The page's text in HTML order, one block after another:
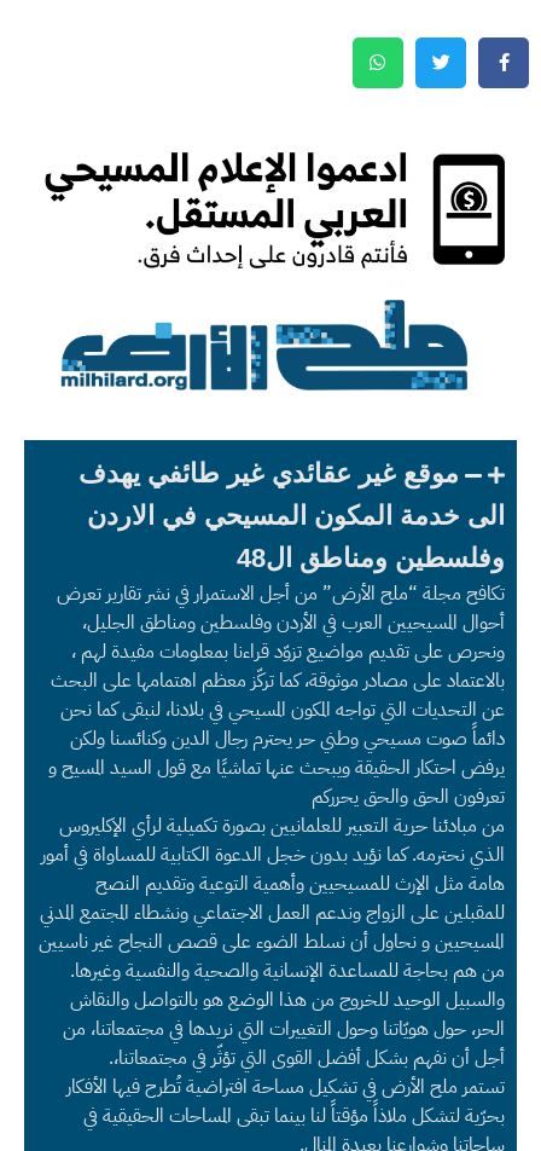
موقع غير عقائدي غير طائفي يهدف
الى خدمة المكون المسيحي في الاردن
وفلسطين ومناطق ال48
تكافح مجلة “ملح الأرض” من أجل الاستمرار في نشر تقارير تعرض
أحوال المسيحيين العرب في الأردن وفلسطين ومناطق الجليل،
ونحرص على تقديم مواضيع تزوّد قراءنا بمعلومات مفيدة لهم ،
بالاعتماد على مصادر موثوقة، كما تركّز معظم اهتمامها على البحث
عن التحديات التي تواجه المكون المسيحي في بلادنا، لنبقى كما نحن
دائماً صوت مسيحي وطني حر يحترم رجال الدين وكنائسنا ولكن
يرفض احتكار الحقيقة ويبحث عنها تماشيًا مع قول السيد المسيح و
تعرفون الحق والحق يحرركم
من مبادئنا حرية التعبير للعلمانيين بصورة تكميلية لرأي الإكليروس
الذي نحترمه. كما نؤيد بدون خجل الدعوة الكتابية للمساواة في أمور
هامة مثل الإرث للمسيحيين وأهمية التوعية وتقديم النصح
للمقبلين على الزواج وندعم العمل الاجتماعي ونشطاء المجتمع المدني
المسيحيين و نحاول أن نسلط الضوء على قصص النجاح غير ناسيين
من هم بحاجة للمساعدة الإنسانية والصحية والنفسية وغيرها.
والسبيل الوحيد للخروج من هذا الوضع هو بالتواصل والنقاش
الحر، حول هويّاتنا وحول التغييرات التي نريدها في مجتمعاتنا، من
أجل أن نفهم بشكل أفضل القوى التي تؤثّر في مجتمعاتنا،.
تستمر ملح الأرض في تشكيل مساحة افتراضية تُطرح فيها الأفكار
بحرّية لتشكل ملاذاً مؤقتاً لنا بينما تبقى المساحات الحقيقية في
ساحاتنا وشوارعنا بعيدة المنال.